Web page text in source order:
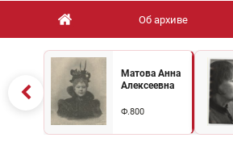
Об архиве
Матова Анна
Алексеевна
Ф.800